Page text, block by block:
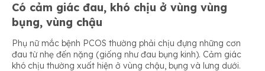
Có cảm giác đau, khó chịu ở vùng vùng
bụng, vùng chậu
Phụ nữ mắc bệnh PCOS thường phải chịu đựng những cơn
đau từ nhẹ đến nặng (giống như đau bụng kinh). Cảm giác
khó chịu thường xuất hiện ở vùng chậu, bụng và lưng dưới.